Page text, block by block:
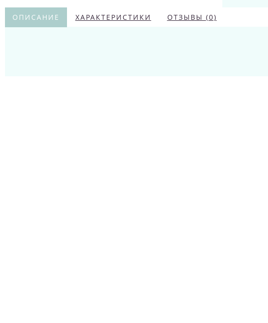
ОПИСАНИЕ ХАРАКТЕРИСТИКИ ОТЗЫВЫ (0)